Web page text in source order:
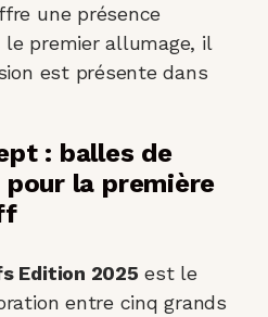
une présence
le premier allumage, il
est présente dans
: balles de
la première
Edition 2025 est le
entre cinq grands